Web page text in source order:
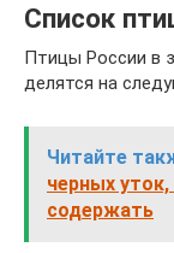
Список
Птицы России в
делятся на
Читайте
черных
содержать